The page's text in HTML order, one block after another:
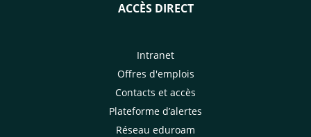
ACCÈS DIRECT
Intranet
Offres d'emplois
Contacts et accès
Plateforme d’alertes
Réseau eduroam